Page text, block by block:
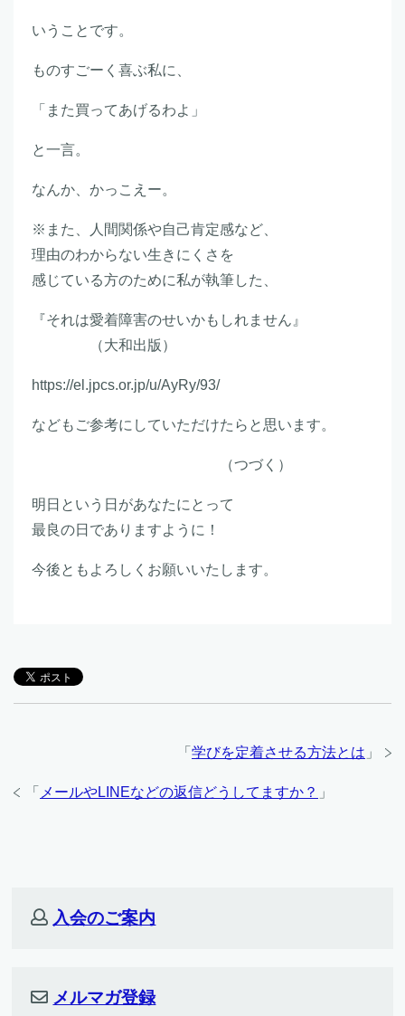
いうことです。
ものすごーく喜ぶ私に、
「また買ってあげるわよ」
と一言。
なんか、かっこえー。
※また、人間関係や自己肯定感など、
理由のわからない生きにくさを
感じている方のために私が執筆した、
『それは愛着障害のせいかもしれません』
（大和出版）
https://el.jpcs.or.jp/u/AyRy/93/
などもご参考にしていただけたらと思います。
（つづく）
明日という日があなたにとって
最良の日でありますように！
今後ともよろしくお願いいたします。
「 学びを定着させる方法とは 」
「 メールやLINEなどの返信どうしてますか？ 」
入会のご案内
メルマガ登録